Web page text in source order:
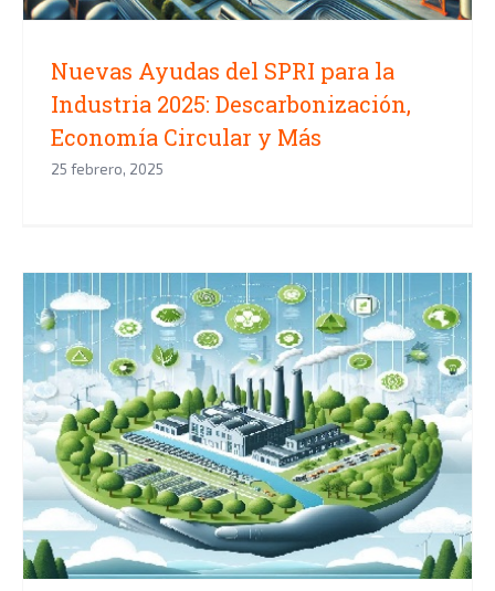
Nuevas Ayudas del SPRI para la
Industria 2025: Descarbonización,
Economía Circular y Más
25 febrero, 2025
Estrategias Empresariales para
Gestionar el Impacto Ambiental y
Reducir la Huella de Carbono